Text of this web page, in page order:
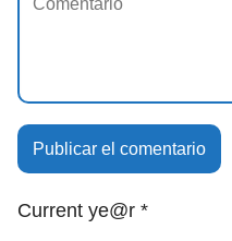
Current ye@r *